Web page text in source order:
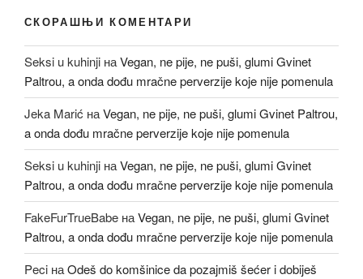
СКОРАШЊИ КОМЕНТАРИ
Seksi u kuhinji наVegan, ne pije, ne puši, glumi Gvinet
Paltrou, a onda dođu mračne perverzije koje nije pomenula
Jeka Marić наVegan, ne pije, ne puši, glumi Gvinet Paltrou,
a onda dođu mračne perverzije koje nije pomenula
Seksi u kuhinji наVegan, ne pije, ne puši, glumi Gvinet
Paltrou, a onda dođu mračne perverzije koje nije pomenula
FakeFurTrueBabe наVegan, ne pije, ne puši, glumi Gvinet
Paltrou, a onda dođu mračne perverzije koje nije pomenula
Peci наOdeš do komšinice da pozajmiš šećer i dobiješ